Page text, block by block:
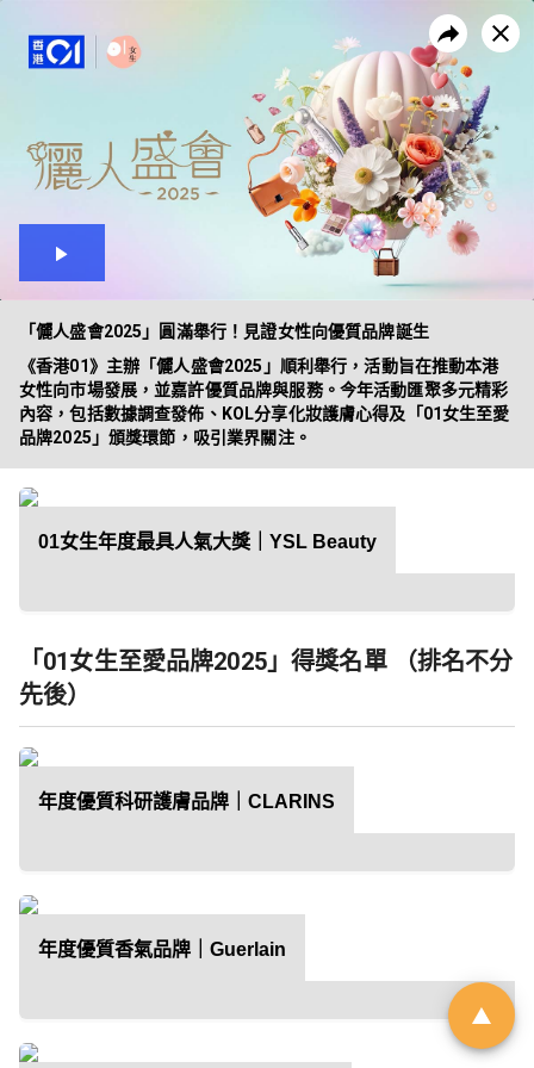
昔日活動 企業方案
獎 2026」｜品牌招募
由於市場上針對幼兒階段的產品與
服務日趨多元，父母在決策時便需
依賴具備公信力的客觀指標作為參
考。《香港01》「01親子」頻道即
服務質素或社會責任上具傑出表現
的親子品牌。
「儷人盛會2025」圓滿舉行！見證女性向優質品牌誕生
《香港01》主辦「儷人盛會2025」順利舉行，活動旨在推動本港
女性向市場發展，並嘉許優質品牌與服務。今年活動匯聚多元精彩
內容，包括數據調查發佈、KOL分享化妝護膚心得及「01女生至愛
品牌2025」頒獎環節，吸引業界關注。
01女生年度最具人氣大獎｜YSL Beauty
「01女生至愛品牌2025」得獎名單 （排名不分
先後）
年度優質科研護膚品牌｜CLARINS
年度優質香氣品牌｜Guerlain